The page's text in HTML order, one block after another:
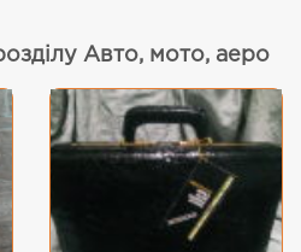
Авто, мото, аеро